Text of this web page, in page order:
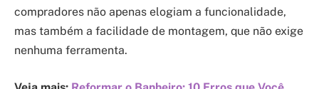
compradores não apenas elogiam a funcionalidade,
mas também a facilidade de montagem, que não exige
nenhuma ferramenta.